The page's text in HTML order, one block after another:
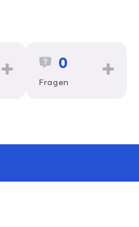
0
Fragen